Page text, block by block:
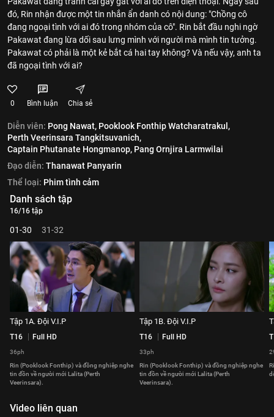
đó, Rin nhận được một tin nhắn ẩn danh có nội dung: "Chồng cô
đang ngoại tình với ai đó trong nhóm của cô". Rin bắt đầu nghi ngờ
Pakawat đang lừa dối sau lưng mình với người mà mình tin tưởng.
Pakawat có phải là một kẻ bắt cá hai tay không? Và nếu vậy, anh ta
đã ngoại tình với ai?
0 Bình luận Chia sẻ
Diễn viên: Pong Nawat, Pooklook Fonthip Watcharatrakul,
Perth Veerinsara Tangkitsuvanich,
Captain Phutanate Hongmanop, Pang Ornjira Larmwilai
Đạo diễn: Thanawat Panyarin
Thể loại: Phim tình cảm
Danh sách tập
16/16 tập
01-30 31-32
Tập 1A. Đội V.I.P
T16 Full HD
36ph
Rin (Pooklook Fonthip) và đồng nghiệp nghe
tin đồn về người mới Lalita (Perth
Veerinsara).
Tập 1B. Đội V.I.P
T16 Full HD
33ph
Rin (Pooklook Fonthip) và đồng nghiệp nghe
tin đồn về người mới Lalita (Perth
Veerinsara).
Video liên quan